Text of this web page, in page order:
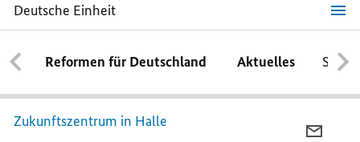
Deutsche Einheit
Ein
Ort
für
die
deutsche
und
europäische
Einheit
Reformen für Deutschland Aktuelles
Zukunftszentrum in Halle